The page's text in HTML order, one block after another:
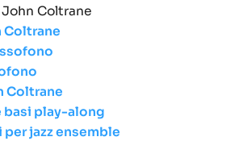
Coltrane
Coltrane
Coltrane
basi play-along
jazz ensemble